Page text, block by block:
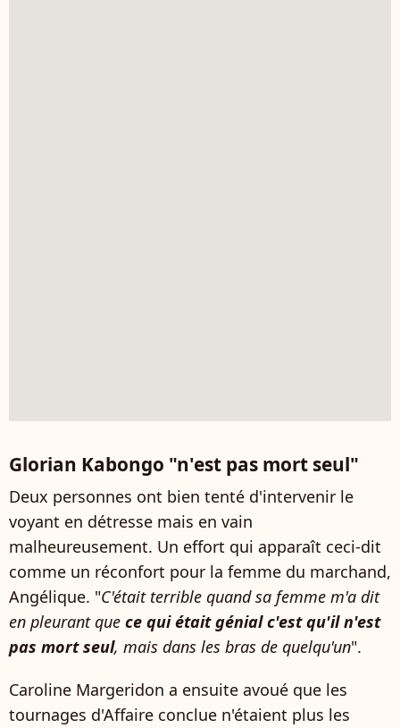
Glorian Kabongo "n'est pas mort seul"
Deux personnes ont bien tenté d'intervenir le
voyant en détresse mais en vain
malheureusement. Un effort qui apparaît ceci-dit
comme un réconfort pour la femme du marchand,
Angélique. "C'était terrible quand sa femme m'a dit
en pleurant que ce qui était génial c'est qu'il n'est
pas mort seul, mais dans les bras de quelqu'un".
Caroline Margeridon a ensuite avoué que les
tournages d'Affaire conclue n'étaient plus les